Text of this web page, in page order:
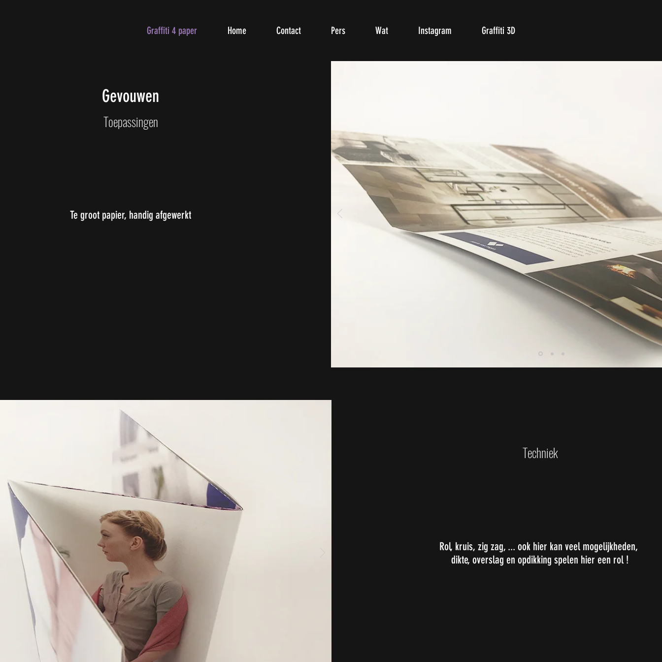
Graffiti 4 paper Home Contact Pers Wat Instagram Graffiti 3D
Gevouwen
Toepassingen
Te groot papier, handig afgewerkt
Techniek
Rol, kruis, zig zag, ... ook hier kan veel mogelijkheden,
dikte, overslag en opdikking spelen hier een rol !